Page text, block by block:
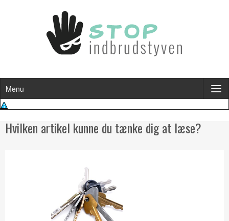
Menu
Hvilken artikel kunne du tænke dig at læse?